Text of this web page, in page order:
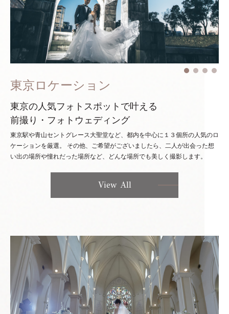
東京ロケーション
東京の人気フォトスポットで叶える
前撮り・フォトウェディング
東京駅や青山セントグレース大聖堂など、都内を中心に１３個所の人気のロ
ケーションを厳選。 その他、ご希望がございましたら、二人が出会った想
い出の場所や憧れだった場所など、どんな場所でも美しく撮影します。
View All